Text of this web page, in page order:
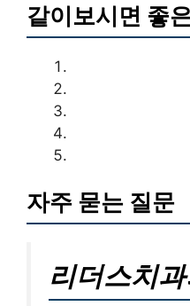
같이보시면 좋
자주 묻는 질문
리더스치